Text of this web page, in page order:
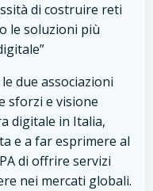
di costruire reti
le soluzioni più
due associazioni
sforzi e visione
digitale in Italia,
e a far esprimere al
di offrire servizi
nei mercati globali.